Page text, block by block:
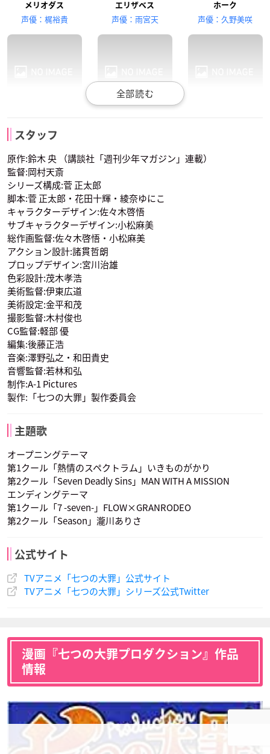
髙木裕平
ゴウセル
宮野真守
ギルサンダー
メリオダス
声優：梶裕貴
エリザベス
声優：雨宮天
ホーク
声優：久野美咲
声優：悠木碧
ゴウセル
声優：髙木裕平
ギルサンダー
声優：宮野真守
スタッフ
原作:鈴木 央 （講談社「週刊少年マガジン」連載）
監督:岡村天斎
シリーズ構成:菅 正太郎
脚本:菅 正太郎・花田十輝・綾奈ゆにこ
キャラクターデザイン:佐々木啓悟
サブキャラクターデザイン:小松麻美
総作画監督:佐々木啓悟・小松麻美
アクション設計:諸貫哲朗
プロップデザイン:宮川治雄
色彩設計:茂木孝浩
美術監督:伊東広道
美術設定:金平和茂
撮影監督:木村俊也
CG監督:軽部 優
編集:後藤正浩
音楽:澤野弘之・和田貴史
音響監督:若林和弘
制作:A-1 Pictures
製作:「七つの大罪」製作委員会
主題歌
オープニングテーマ
第1クール「熱情のスペクトラム」いきものがかり
第2クール「Seven Deadly Sins」MAN WITH A MISSION
エンディングテーマ
第1クール「7 -seven-」FLOW×GRANRODEO
第2クール「Season」瀧川ありさ
公式サイト
TVアニメ「七つの大罪」公式サイト
TVアニメ「七つの大罪」シリーズ公式Twitter
漫画『七つの大罪プロダクション』作品
情報